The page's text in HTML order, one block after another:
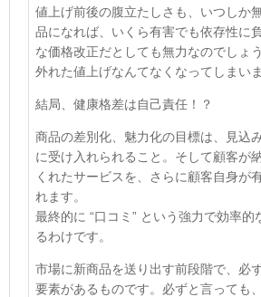
値上げ前後の腹立たしさも、いつしか
品になれば、いくら有害でも依存性に
な価格改正だとしても無力なのでしょ
外れた値上げなんてなくなってしまいま
結局、健康格差は自己責任！？
商品の差別化、魅力化の目標は、見込
に受け入れられること。そして顧客が
くれたサービスを、さらに顧客自身が
れます。
最終的に “口コミ” という強力で効率
るわけです。
市場に新商品を送り出す前段階で、必
要素があるものです。必ずと言っても